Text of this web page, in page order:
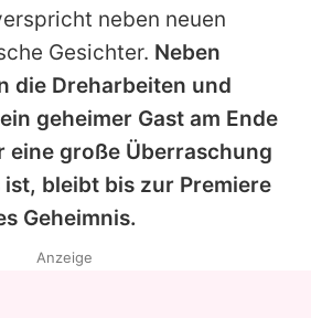
neben neuen
Gesichter. Neben
die Dreharbeiten und
geheimer Gast am Ende
eine große Überraschung
ist, bleibt bis zur Premiere
Geheimnis.
Anzeige